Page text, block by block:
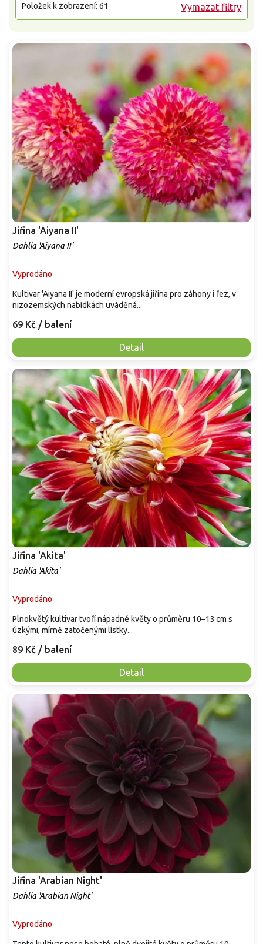
Vymazat filtry
Položek k zobrazení: 61
Jiřina 'Aiyana II'
Dahlia 'Aiyana II'
Vyprodáno
69 Kč / balení
Detail
Kultivar 'Aiyana II' je moderní evropská jiřina pro záhony i řez, v
nizozemských nabídkách uváděná...
Jiřina 'Akita'
Dahlia 'Akita'
Vyprodáno
89 Kč / balení
Detail
Plnokvětý kultivar tvoří nápadné květy o průměru 10–13 cm s
úzkými, mírně zatočenými lístky...
Jiřina 'Arabian Night'
Dahlia 'Arabian Night'
Vyprodáno